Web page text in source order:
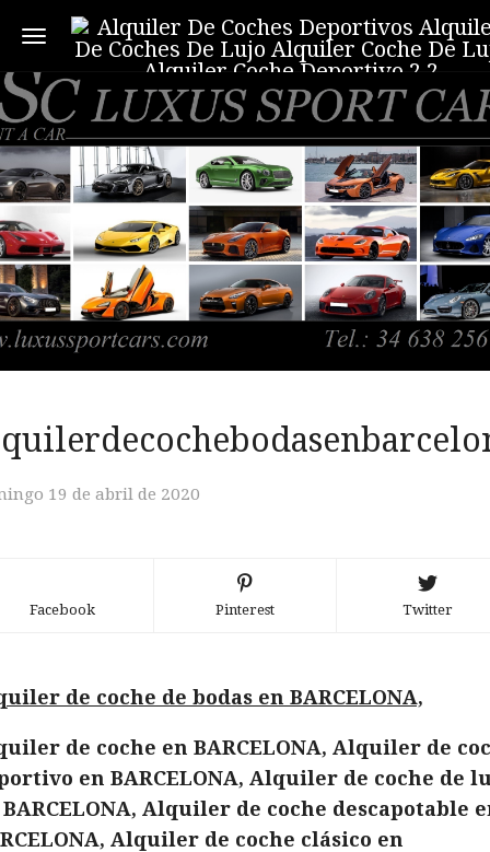
Toggle navigation
19 de abril de 2020
Facebook Pinterest Twitter
de coche de bodas en BARCELONA,
de coche en BARCELONA, Alquiler de
en BARCELONA, Alquiler de coche de
Alquiler de coche descapotable
Alquiler de coche clásico en